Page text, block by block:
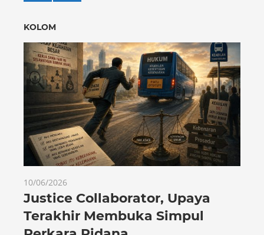
KOLOM
10/06/2026
Justice Collaborator, Upaya
Terakhir Membuka Simpul